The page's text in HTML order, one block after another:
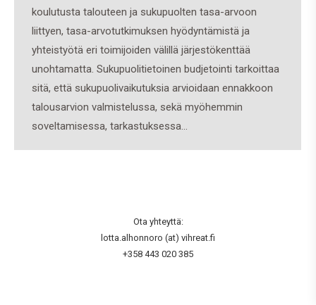
koulutusta talouteen ja sukupuolten tasa-arvoon
liittyen, tasa-arvotutkimuksen hyödyntämistä ja
yhteistyötä eri toimijoiden välillä järjestökenttää
unohtamatta. Sukupuolitietoinen budjetointi tarkoittaa
sitä, että sukupuolivaikutuksia arvioidaan ennakkoon
talousarvion valmistelussa, sekä myöhemmin
soveltamisessa, tarkastuksessa…
Ota yhteyttä:
lotta.alhonnoro (at) vihreat.fi
+358 443 020 385